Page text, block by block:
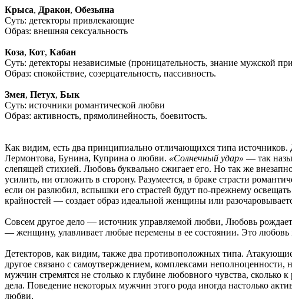
Крыса, Дракон, Обезьяна
Суть: детекторы привлекающие
Образ: внешняя сексуальность
Коза, Кот, Кабан
Суть: детекторы независимые (проницательность, знание мужской
Образ: спокойствие, созерцательность, пассивность.
Змея, Петух, Бык
Суть: источники романтической любви
Образ: активность, прямолинейность, боевитость.
Как видим, есть два принципиально отличающихся типа источников.
Лермонтова, Бунина, Куприна о любви. «Солнечный удар» — так
слепящей стихией. Любовь буквально сжигает его. Но так же
усилить, ни отложить в сторону. Разумеется, в браке страсти
если он разлюбил, вспышки его страстей будут по-прежнему
крайностей — создает образ идеальной женщины или
Совсем другое дело — источник управляемой любви, Любовь
— женщину, улавливает любые перемены в ее состоянии. Это любовь
Детекторов, как видим, также два противоположных типа.
другое связано с самоутверждением, комплексами
мужчин стремятся не столько к глубине любовного чувства,
дела. Поведение некоторых мужчин этого рода иногда настолько
любви.